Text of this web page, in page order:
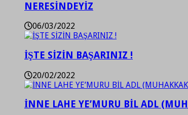
NERESİNDEYİZ
06/03/2022
İŞTE SİZİN BAŞARINIZ !
20/02/2022
İNNE LAHE YE’MURU BİL ADL